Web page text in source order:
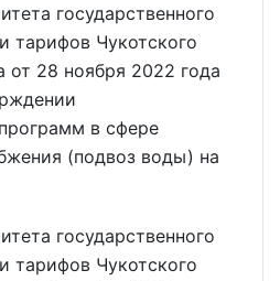
государственного
тарифов Чукотского
от 28 ноября 2022 года
в сфере
(подвоз воды) на
государственного
тарифов Чукотского